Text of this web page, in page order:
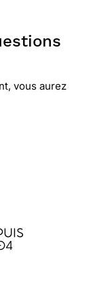
vous aurez